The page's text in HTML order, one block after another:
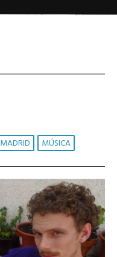
MADRID MÚSICA